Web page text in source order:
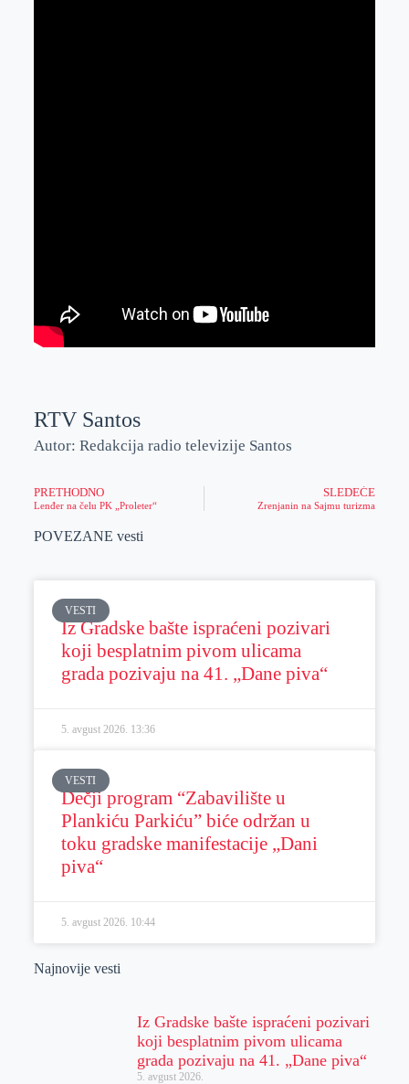
RTV Santos
Autor: Redakcija radio televizije Santos
PRETHODNO
Lenđer na čelu PK „Proleter“
SLEDEĆE
Zrenjanin na Sajmu turizma
POVEZANE vesti
VESTI
Iz Gradske bašte ispraćeni pozivari
koji besplatnim pivom ulicama
grada pozivaju na 41. „Dane piva“
5. avgust 2026. 13:36
VESTI
Dečji program “Zabavilište u
Plankiću Parkiću” biće održan u
toku gradske manifestacije „Dani
piva“
5. avgust 2026. 10:44
Najnovije vesti
Iz Gradske bašte ispraćeni pozivari
koji besplatnim pivom ulicama
grada pozivaju na 41. „Dane piva“
5. avgust 2026.